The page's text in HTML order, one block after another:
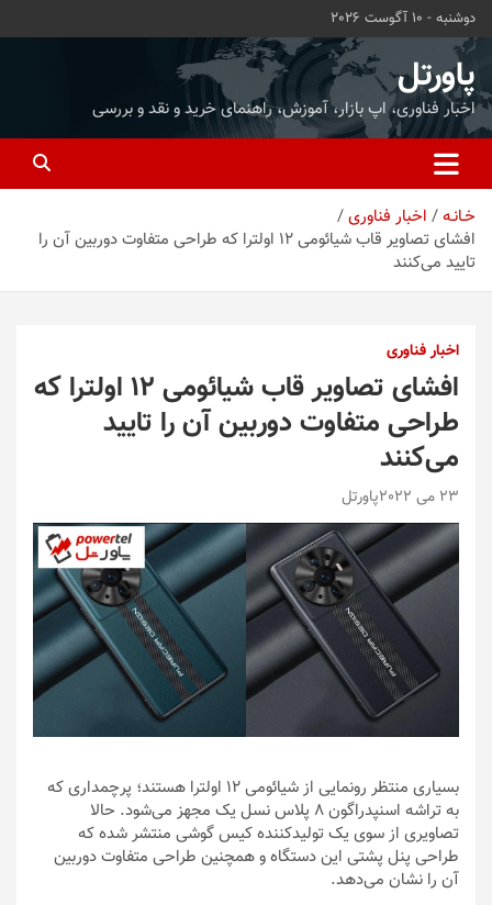
محتوا
بروید
دوشنبه - 10 آگوست 2026
پاورتل
اخبار فناوری، اپ بازار، آموزش، راهنمای خرید و نقد و بررسی
خـانـه
اخبار فناوری
افشای تصاویر قاب شیائومی 12 اولترا که طراحی متفاوت دوربین آن را
تایید می‌کنند
اخبار فناوری
افشای تصاویر قاب شیائومی 12 اولترا که
طراحی متفاوت دوربین آن را تایید
می‌کنند
23 می 2022 پاورتل
بسیاری منتظر رونمایی از شیائومی 12 اولترا هستند؛ پرچمداری که
به تراشه اسنپدراگون 8 پلاس نسل یک مجهز می‌شود. حالا
تصاویری از سوی یک تولیدکننده کیس گوشی منتشر شده که
طراحی پنل پشتی این دستگاه و همچنین طراحی متفاوت دوربین
آن را نشان می‌دهد.